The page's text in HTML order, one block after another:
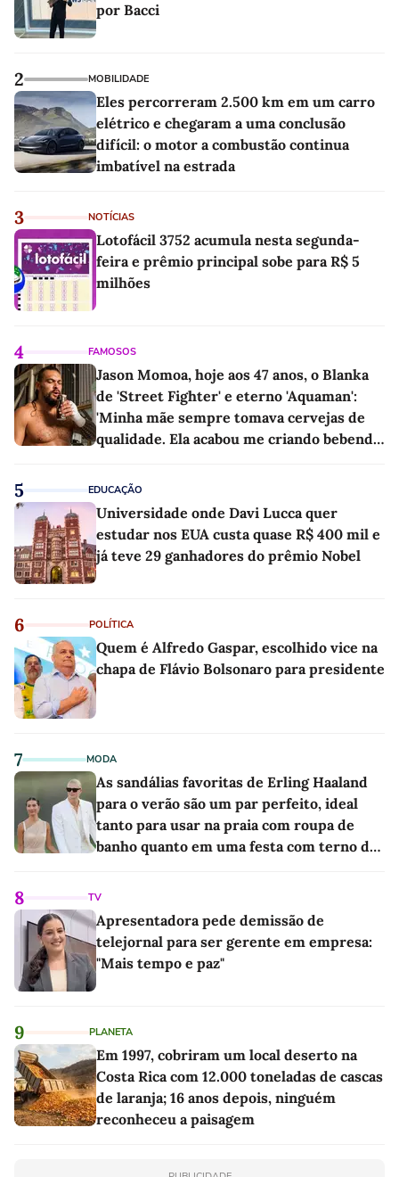
por Bacci
2 MOBILIDADE
Eles percorreram 2.500 km em um carro
elétrico e chegaram a uma conclusão
difícil: o motor a combustão continua
imbatível na estrada
3 NOTÍCIAS
Lotofácil 3752 acumula nesta segunda-
feira e prêmio principal sobe para R$ 5
milhões
4 FAMOSOS
Jason Momoa, hoje aos 47 anos, o Blanka
de 'Street Fighter' e eterno 'Aquaman':
'Minha mãe sempre tomava cervejas de
qualidade. Ela acabou me criando bebendo
5 EDUCAÇÃO
Universidade onde Davi Lucca quer
estudar nos EUA custa quase R$ 400 mil e
já teve 29 ganhadores do prêmio Nobel
6 POLÍTICA
Quem é Alfredo Gaspar, escolhido vice na
chapa de Flávio Bolsonaro para presidente
7 MODA
As sandálias favoritas de Erling Haaland
para o verão são um par perfeito, ideal
tanto para usar na praia com roupa de
banho quanto em uma festa com terno de
8 TV
Apresentadora pede demissão de
telejornal para ser gerente em empresa:
"Mais tempo e paz"
9 PLANETA
Em 1997, cobriram um local deserto na
Costa Rica com 12.000 toneladas de cascas
de laranja; 16 anos depois, ninguém
reconheceu a paisagem